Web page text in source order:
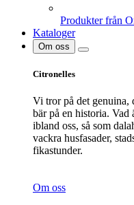
Produkter från
Kataloger
Om oss
Citronelles
Vi tror på det genuina,
bär på en historia.
ibland oss, så som
vackra husfasader,
fikastunder.
Om oss